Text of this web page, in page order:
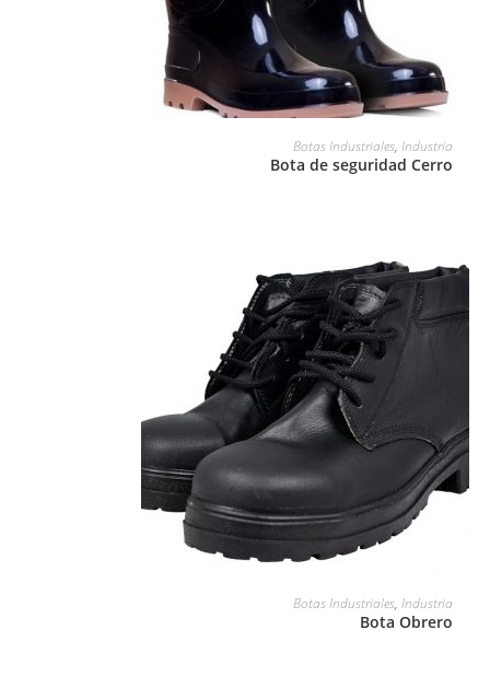
Botas Industriales,Industria
Bota de seguridad Cerro
Botas Industriales,Industria
Bota Obrero